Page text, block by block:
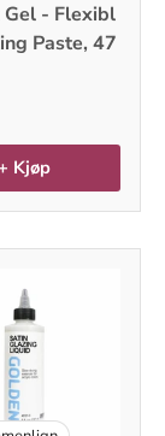
- Flexibl
Paste, 47
Kjøp